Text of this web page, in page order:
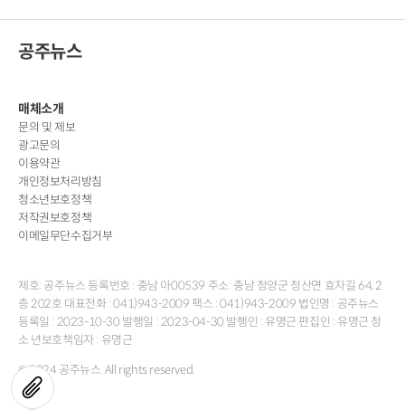
공주뉴스
매체소개
문의 및 제보
광고문의
이용약관
개인정보처리방침
청소년보호정책
저작권보호정책
이메일무단수집거부
제호: 공주뉴스 등록번호 : 충남 아00539 주소: 충남 청양군 청산면 효자길 64, 2
층 202호 대표전화 : 041)943-2009 팩스 : 041)943-2009 법인명 : 공주뉴스
등록일 : 2023-10-30 발행일 : 2023-04-30 발행인 : 유명근 편집인 : 유명근 청
소 년보호책임자 : 유명근
© 2024 공주뉴스. All rights reserved.